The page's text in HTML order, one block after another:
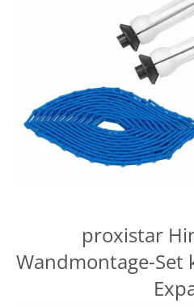
proxistar
Wandmontage-Set